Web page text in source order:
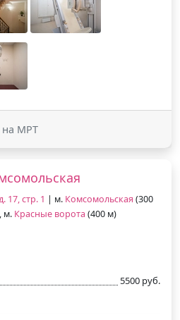
на МРТ
17, стр. 1 | м. Комсомольская (300
м. Красные ворота (400 м)
5500 руб.